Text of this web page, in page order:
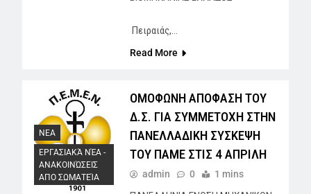
Πειραιάς,…
Read More
NEA
ΕΡΓΑΣΙΑΚΆ ΝΈΑ -
AΝΑΚΟΙΝΏΣΕΙΣ
ΑΠΟ ΣΩΜΑΤΕΊΑ
ΟΜΟΦΩΝΗ ΑΠΟΦΑΣΗ ΤΟΥ
Δ.Σ. ΓΙΑ ΣΥΜΜΕΤΟΧΗ ΣΤΗΝ
ΠΑΝΕΛΛΑΔΙΚΗ ΣΥΣΚΕΨΗ
ΤΟΥ ΠΑΜΕ ΣΤΙΣ 4 ΑΠΡΙΛΗ
admin 0 1 mins